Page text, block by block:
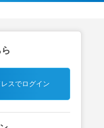
スでログイン